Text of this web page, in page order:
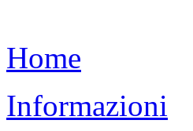
Home
Informazioni